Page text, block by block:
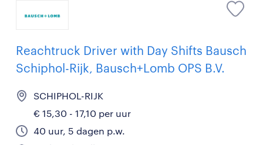
Reachtruck Driver with Day Shifts Bausch
Schiphol-Rijk, Bausch+Lomb OPS B.V.
SCHIPHOL-RIJK
€ 15,30 - 17,10 per uur
40 uur, 5 dagen p.w.